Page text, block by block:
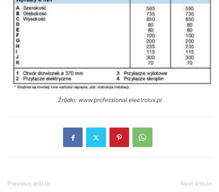
Źródło: www.professional.electrolux.pl
Previous article Next article